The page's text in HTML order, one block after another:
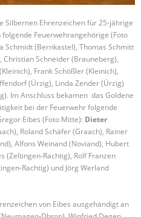
Ehrenzeichen für 25-jährige
Feuerwehrangehörige (Foto
Schmidt (Bernkastel), Thomas Schmitt
, Christian Schneider (Brauneberg),
Frank Schößler (Kleinich),
(Ürzig), Linda Zender (Ürzig)
Im Anschluss bekamen das Goldene
bei der Feuerwehr folgende
Eibes (Foto Mitte): Dieter
Roland Schäfer (Graach), Rainer
Alfons Weinand (Noviand), Hubert
(Zeltingen-Rachtig), Rolf Franzen
Rachtig) und Jörg Werland
von Eibes ausgehändigt an